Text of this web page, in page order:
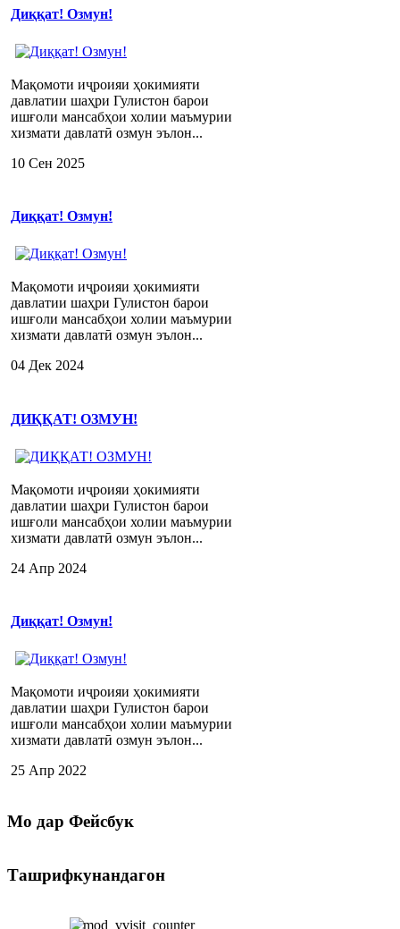
Диққат! Озмун!
Мақомоти иҷроияи ҳокимияти
давлатии шаҳри Гулистон барои
ишғоли мансабҳои холии маъмурии
хизмати давлатӣ озмун эълон...
10 Сен 2025
Диққат! Озмун!
Мақомоти иҷроияи ҳокимияти
давлатии шаҳри Гулистон барои
ишғоли мансабҳои холии маъмурии
хизмати давлатӣ озмун эълон...
04 Дек 2024
ДИҚҚАТ! ОЗМУН!
Мақомоти иҷроияи ҳокимияти
давлатии шаҳри Гулистон барои
ишғоли мансабҳои холии маъмурии
хизмати давлатӣ озмун эълон...
24 Апр 2024
Диққат! Озмун!
Мақомоти иҷроияи ҳокимияти
давлатии шаҳри Гулистон барои
ишғоли мансабҳои холии маъмурии
хизмати давлатӣ озмун эълон...
25 Апр 2022
Мо дар Фейсбук
Ташрифкунандагон